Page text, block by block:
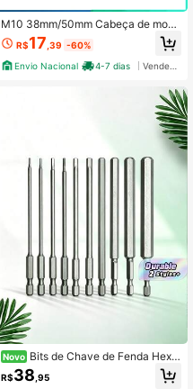
M10 38mm/50mm Cabeça de moag
em Diamante Fresagem Broca Broc
a Broca de moagem
R$17 ,39 -60%
Envio Nacional
4-7 dias
Novo Bits de Chave de Fenda Hexa
gonal Interna Magnética Estendida
H1.5-H12, Bits de Chave Hexagonal
R$38 ,95